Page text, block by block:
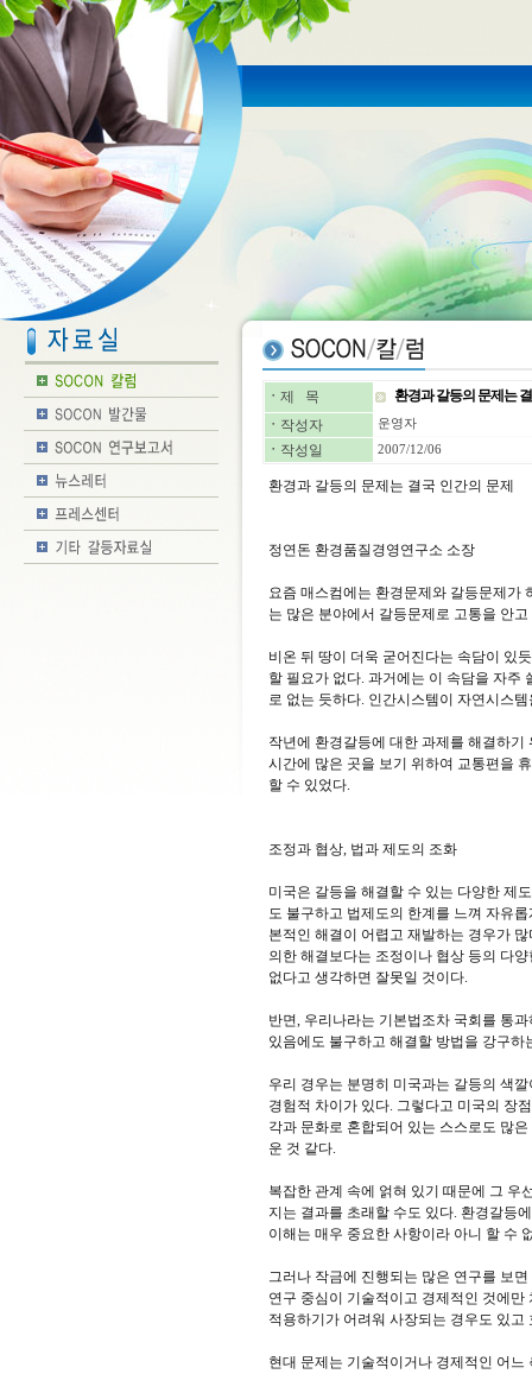
ㆍ 제 목
환경과 갈등의 문제는
ㆍ 작성자 운영자
ㆍ 작성일 2007/12/06
환경과 갈등의 문제는 결국 인간의 문제
정연돈 환경품질경영연구소 소장
요즘 매스컴에는 환경문제와 갈등문제가
는 많은 분야에서 갈등문제로 고통을 안
비온 뒤 땅이 더욱 굳어진다는 속담이 있
할 필요가 없다. 과거에는 이 속담을 자주
로 없는 듯하다. 인간시스템이 자연시스
작년에 환경갈등에 대한 과제를 해결하
시간에 많은 곳을 보기 위하여 교통편을
할 수 있었다.
조정과 협상, 법과 제도의 조화
미국은 갈등을 해결할 수 있는 다양한 제
도 불구하고 법제도의 한계를 느껴 자유
본적인 해결이 어렵고 재발하는 경우가
의한 해결보다는 조정이나 협상 등의 다
없다고 생각하면 잘못일 것이다.
반면, 우리나라는 기본법조차 국회를 통
있음에도 불구하고 해결할 방법을 강구
우리 경우는 분명히 미국과는 갈등의 색
경험적 차이가 있다. 그렇다고 미국의 장
각과 문화로 혼합되어 있는 스스로도 많
운 것 같다.
복잡한 관계 속에 얽혀 있기 때문에 그 우
지는 결과를 초래할 수도 있다. 환경갈등
이해는 매우 중요한 사항이라 아니 할 수
그러나 작금에 진행되는 많은 연구를 보
연구 중심이 기술적이고 경제적인 것에
적용하기가 어려워 사장되는 경우도 있고
현대 문제는 기술적이거나 경제적인 어